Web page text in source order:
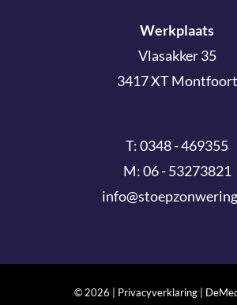
Werkplaats
Vlasakker 35
3417 XT Montfoort
T:0348 - 469355
M:06 - 53273821
© 2026 | Privacyverklaring|